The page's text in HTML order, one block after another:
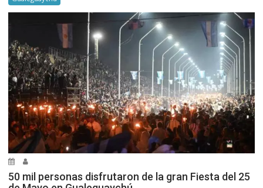
50 mil personas disfrutaron de la gran Fiesta del 25